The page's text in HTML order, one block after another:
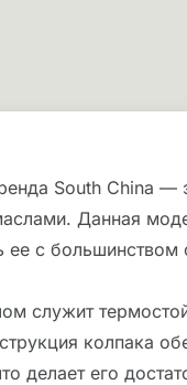
South China —
Данная
ее с
служит
колпака
делает его